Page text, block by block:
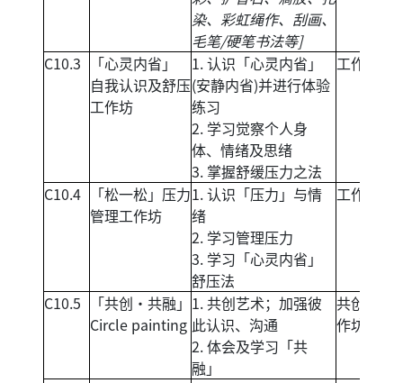
染、彩虹绳作、刮画、
毛笔/硬笔书法等]
C10.3
「心灵内省」
自我认识及舒压
工作坊
1. 认识「心灵内省」
(安静内省)并进行体验
练习
2. 学习觉察个人身
体、情绪及思绪
3. 掌握舒缓压力之法
工作坊
C10.4
「松一松」压力
管理工作坊
1. 认识「压力」与情
绪
2. 学习管理压力
3. 学习「心灵内省」
舒压法
工作坊
C10.5
「共创‧共融」
Circle painting
1. 共创艺术；加强彼
此认识、沟通
2. 体会及学习「共
融」
共创艺术
作坊